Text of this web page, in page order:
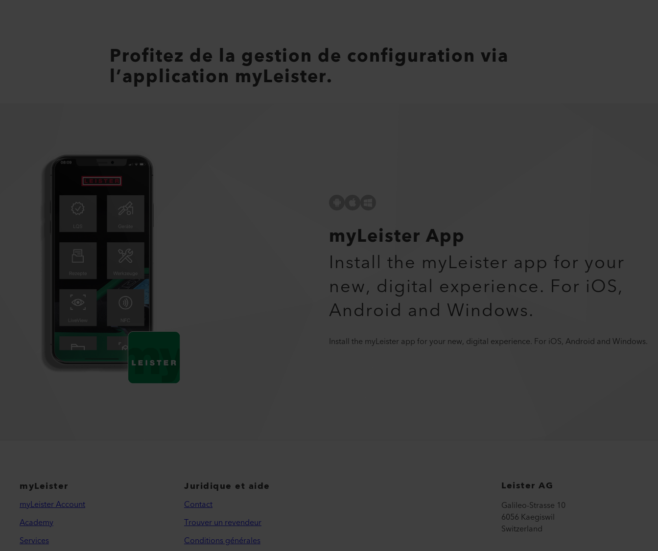
Profitez de la gestion de configuration via
l’application myLeister.
myLeister App
Install the myLeister app for your
new, digital experience. For iOS,
Android and Windows.
Install the myLeister app for your new, digital experience. For iOS, Android and Windows.
myLeister
myLeister Account
Academy
Services
Juridique et aide
Contact
Trouver un revendeur
Conditions générales
Leister AG
Galileo-Strasse 10
6056 Kaegiswil
Switzerland